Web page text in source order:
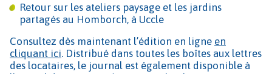
Retour sur les ateliers paysage et les jardins
partagés au Homborch, à Uccle
Consultez dès maintenant l’édition en ligne en
cliquant ici. Distribué dans toutes les boîtes aux lettres
des locataires, le journal est également disponible à